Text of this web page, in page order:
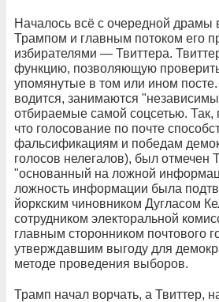
Началось всё с очередной
Трампом и главным потоком его
избирателями — Твиттера.
функцию, позволяющую
упомянутые в том или ином
водится, занимаются
отбираемые самой соцсетью. Так,
что голосование по почте
фальсификациям и победам
голосов нелегалов), был отмечен
"основанный на ложной
ложность информации была
йоркским чиновником Дугласом
сотрудником электоральной
главным сторонником почтового
утверждавшим выгоду для
методе проведения выборов.
Трамп начал ворчать, а Твиттер,